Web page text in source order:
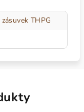
THPG